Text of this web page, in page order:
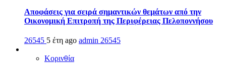
Αποφάσεις για σειρά σημαντικών θεμάτων από την
Οικονομική Επιτροπή της Περιφέρειας Πελοποννήσου
26545 5 έτη ago admin 26545
Κορινθία